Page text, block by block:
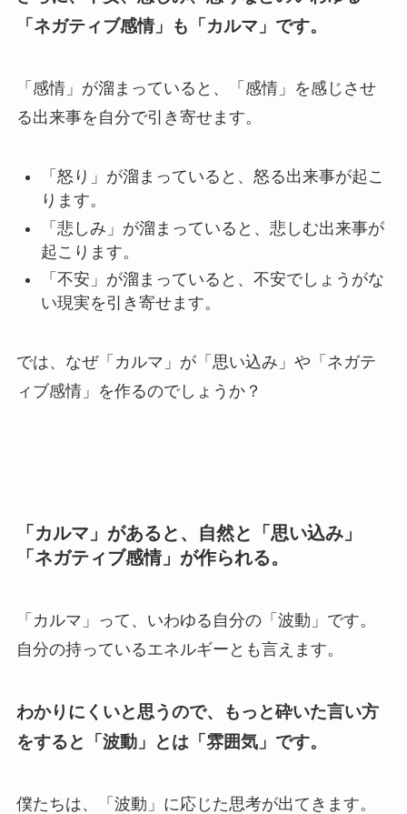
「ネガティブ感情」も「カルマ」です。
「感情」が溜まっていると、「感情」を感じさせ
る出来事を自分で引き寄せます。
「怒り」が溜まっていると、怒る出来事が起こ
ります。
「悲しみ」が溜まっていると、悲しむ出来事が
起こります。
「不安」が溜まっていると、不安でしょうがな
い現実を引き寄せます。
では、なぜ「カルマ」が「思い込み」や「ネガテ
ィブ感情」を作るのでしょうか？
「カルマ」があると、自然と「思い込み」
「ネガティブ感情」が作られる。
「カルマ」って、いわゆる自分の「波動」です。
自分の持っているエネルギーとも言えます。
わかりにくいと思うので、もっと砕いた言い方
をすると「波動」とは「雰囲気」です。
僕たちは、「波動」に応じた思考が出てきます。